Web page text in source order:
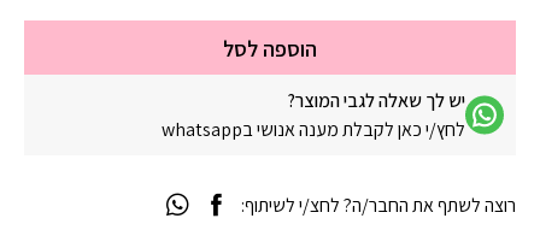
הוספה לסל
יש לך שאלה לגבי המוצר?
לחץ/י כאן לקבלת מענה אנושי בwhatsapp
רוצה לשתף את החבר/ה? לחצ/י לשיתוף: